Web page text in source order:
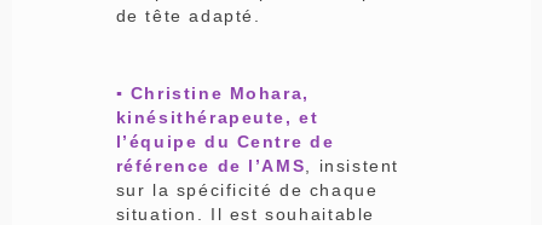
de tête adapté.
▪ Christine Mohara,
kinésithérapeute, et
l’équipe du Centre de
référence de l’AMS , insistent
sur la spécificité de chaque
situation. Il est souhaitable